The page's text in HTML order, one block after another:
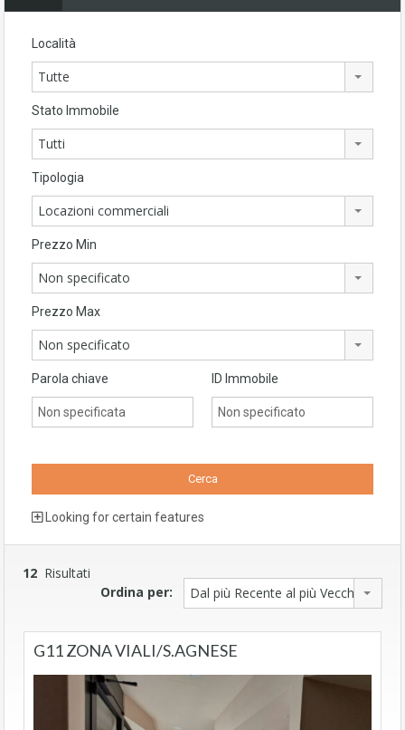
Località
Tutte
Stato Immobile
Tutti
Tipologia
Locazioni commerciali
Prezzo Min
Non specificato
Prezzo Max
Non specificato
Parola chiave ID Immobile
Looking for certain features
12 Risultati
Ordina per:
Dal più Recente al più Vecchio
G11 ZONA VIALI/S.AGNESE